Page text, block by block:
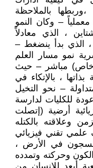
بالملاحظة
معملياً – وكان النمو
، الذي معادلاً
، الذي بدأ ينضغط –
نمو مسار العلم
(خاص) مباشر – حيث
، بالإتكاء في
– نحو التخيل
للكليات لدارسة
أرضية (إتصلت
وعلاقته بالكتله
تقني فيزيائي
في الأرض ،
وحركته وتمدده